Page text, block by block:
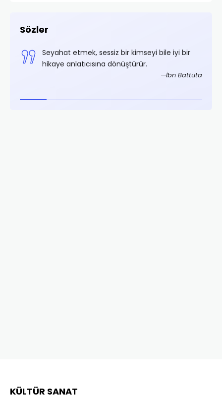
Sözler
Seyahat etmek, sessiz bir kimseyi bile iyi bir
hikaye anlatıcısına dönüştürür.
İbn Battuta
KÜLTÜR SANAT